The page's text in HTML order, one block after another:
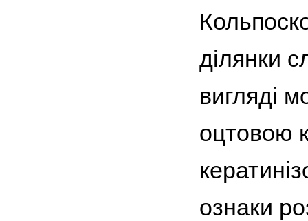
ділянки
вигляді
оцтовою
ознаки